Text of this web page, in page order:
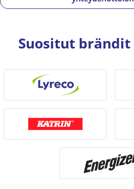
Suositut